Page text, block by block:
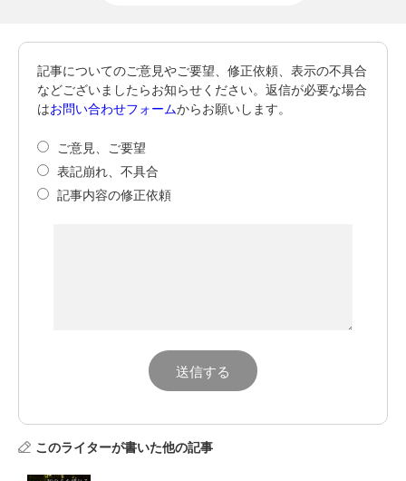
記事についてのご意見やご要望、修正依頼、表示の不具合
などございましたらお知らせください。返信が必要な場合
はお問い合わせフォームからお願いします。
ご意見、ご要望
表記崩れ、不具合
記事内容の修正依頼
このライターが書いた他の記事